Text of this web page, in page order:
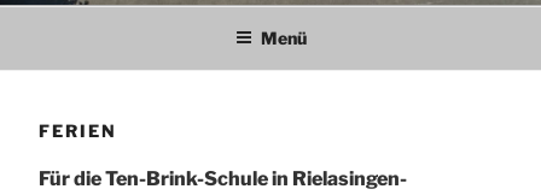
Menü
FERIEN
Für die Ten-Brink-Schulein Rielasingen-